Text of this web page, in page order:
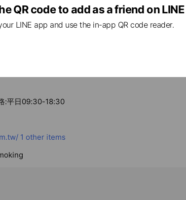
:平日09:30-18:30
1 other items
QR code to add as a friend on LINE
LINE app and use the in-app QR code reader.